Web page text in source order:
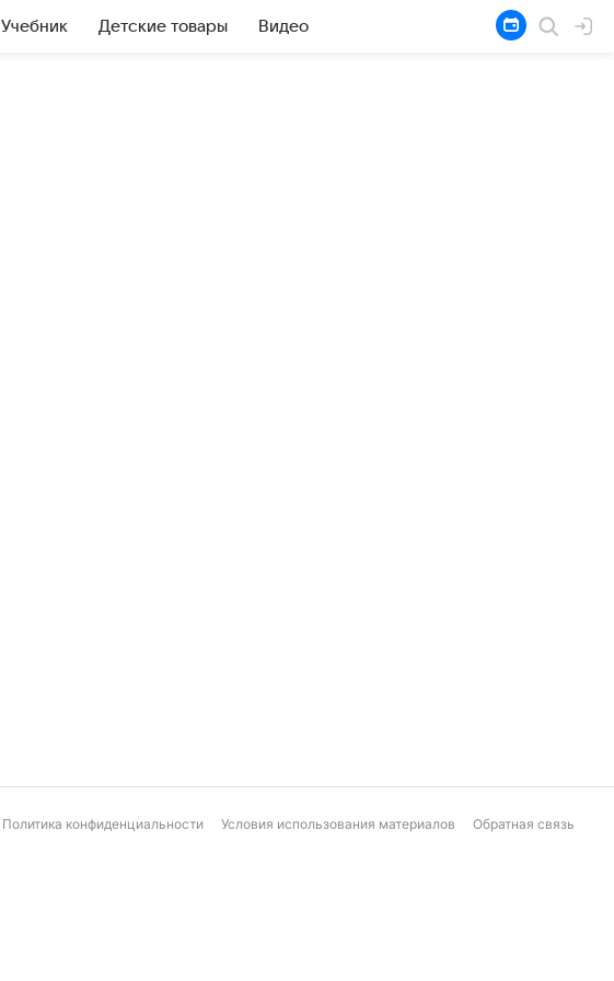
Учебник Детские товары Видео
Политика конфиденциальности Условия использования материалов Обратная связь